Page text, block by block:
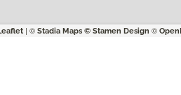
| © Stadia Maps © Stamen Design ©